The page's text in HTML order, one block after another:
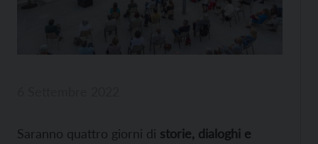
Saranno quattro giorni di storie, dialoghi e